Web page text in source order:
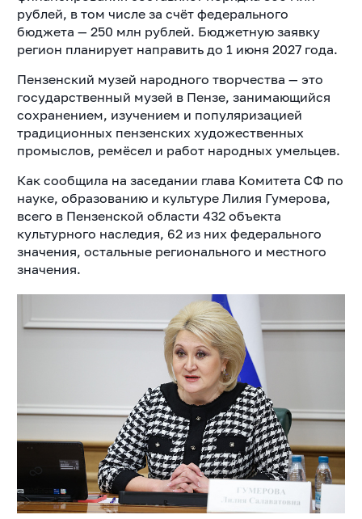
рублей, в том числе за счёт федерального
бюджета — 250 млн рублей. Бюджетную заявку
регион планирует направить до 1 июня 2027 года.
Пензенский музей народного творчества — это
государственный музей в Пензе, занимающийся
сохранением, изучением и популяризацией
традиционных пензенских художественных
промыслов, ремёсел и работ народных умельцев.
Как сообщила на заседании глава Комитета СФ по
науке, образованию и культуре Лилия Гумерова,
всего в Пензенской области 432 объекта
культурного наследия, 62 из них федерального
значения, остальные регионального и местного
значения.